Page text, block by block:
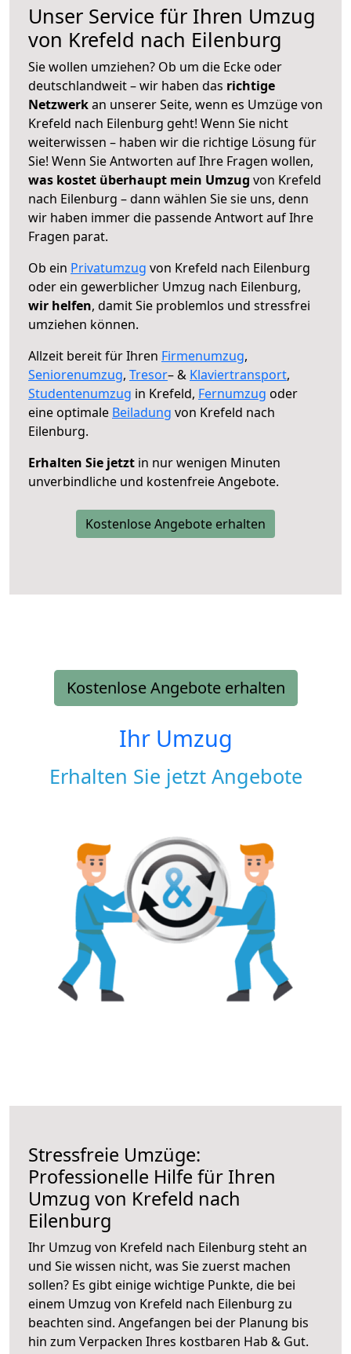
Unser Service für Ihren Umzug
von Krefeld nach Eilenburg
Sie wollen umziehen? Ob um die Ecke oder
deutschlandweit – wir haben das richtige
Netzwerkan unserer Seite, wenn es Umzüge von
Krefeld nach Eilenburg geht! Wenn Sie nicht
weiterwissen – haben wir die richtige Lösung für
Sie! Wenn Sie Antworten auf Ihre Fragen wollen,
was kostet überhaupt mein Umzug von Krefeld
nach Eilenburg – dann wählen Sie sie uns, denn
wir haben immer die passende Antwort auf Ihre
Fragen parat.
Ob ein Privatumzug von Krefeld nach Eilenburg
oder ein gewerblicher Umzug nach Eilenburg,
wir helfen, damit Sie problemlos und stressfrei
umziehen können.
Allzeit bereit für Ihren Firmenumzug,
Seniorenumzug, Tresor– & Klaviertransport,
Studentenumzug in Krefeld, Fernumzug oder
eine optimale Beiladung von Krefeld nach
Eilenburg.
Erhalten Sie jetzt in nur wenigen Minuten
unverbindliche und kostenfreie Angebote.
Kostenlose Angebote erhalten
Kostenlose Angebote erhalten
Ihr Umzug
Erhalten Sie jetzt Angebote
Stressfreie Umzüge:
Professionelle Hilfe für Ihren
Umzug von Krefeld nach
Eilenburg
Ihr Umzug von Krefeld nach Eilenburg steht an
und Sie wissen nicht, was Sie zuerst machen
sollen? Es gibt einige wichtige Punkte, die bei
einem Umzug von Krefeld nach Eilenburg zu
beachten sind. Angefangen bei der Planung bis
hin zum Verpacken Ihres kostbaren Hab & Gut.